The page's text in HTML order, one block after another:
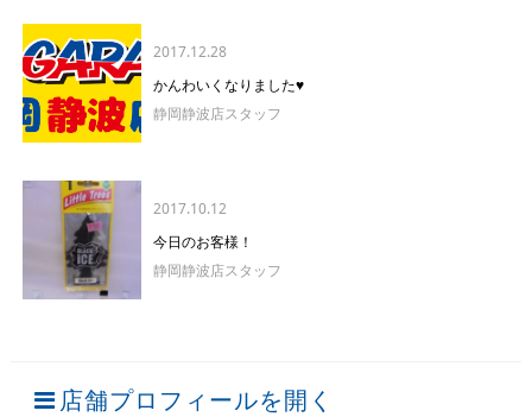
2017.12.28
かんわいくなりました♥
静岡静波店スタッフ
2017.10.12
今日のお客様！
静岡静波店スタッフ
店舗プロフィールを開く